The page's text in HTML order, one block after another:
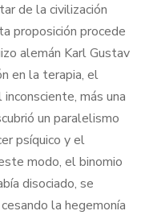
de la civilización
proposición procede
alemán Karl Gustav
en la terapia, el
más una
un paralelismo
psíquico y el
modo, el binomio
disociado, se
la hegemonía